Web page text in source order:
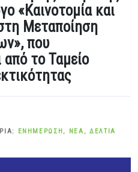
«Καινοτομία και
Μεταποίηση
που
από το Ταμείο
ΕΝΗΜΈΡΩΣΗ, ΝΈΑ , ΔΕΛΤΊΑ